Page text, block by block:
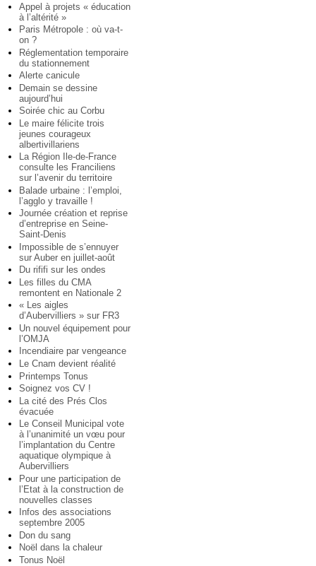
Appel à projets « éducation
à l’altérité »
Paris Métropole : où va-t-
on ?
Réglementation temporaire
du stationnement
Alerte canicule
Demain se dessine
aujourd’hui
Soirée chic au Corbu
Le maire félicite trois
jeunes courageux
albertivillariens
La Région Ile-de-France
consulte les Franciliens
sur l’avenir du territoire
Balade urbaine : l’emploi,
l’agglo y travaille !
Journée création et reprise
d’entreprise en Seine-
Saint-Denis
Impossible de s’ennuyer
sur Auber en juillet-août
Du rififi sur les ondes
Les filles du CMA
remontent en Nationale 2
« Les aigles
d’Aubervilliers » sur FR3
Un nouvel équipement pour
l’OMJA
Incendiaire par vengeance
Le Cnam devient réalité
Printemps Tonus
Soignez vos CV !
La cité des Prés Clos
évacuée
Le Conseil Municipal vote
à l’unanimité un vœu pour
l’implantation du Centre
aquatique olympique à
Aubervilliers
Pour une participation de
l’Etat à la construction de
nouvelles classes
Infos des associations
septembre 2005
Don du sang
Noël dans la chaleur
Tonus Noël